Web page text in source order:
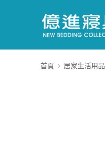
首頁 居家生活用品